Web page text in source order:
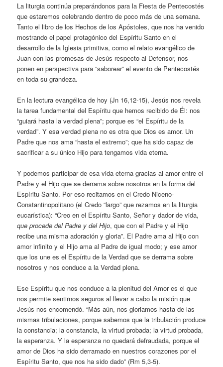
La liturgia continúa preparándonos para la Fiesta de Pentecostés
que estaremos celebrando dentro de poco más de una semana.
Tanto el libro de los Hechos de los Apóstoles, que nos ha venido
mostrando el papel protagónico del Espíritu Santo en el
desarrollo de la Iglesia primitiva, como el relato evangélico de
Juan con las promesas de Jesús respecto al Defensor, nos
ponen en perspectiva para “saborear” el evento de Pentecostés
en toda su grandeza.
En la lectura evangélica de hoy (Jn 16,12-15), Jesús nos revela
la tarea fundamental del Espíritu que hemos recibido de Él: nos
“guiará hasta la verdad plena”; porque es “el Espíritu de la
verdad”. Y esa verdad plena no es otra que Dios es amor. Un
Padre que nos ama “hasta el extremo”; que ha sido capaz de
sacrificar a su único Hijo para tengamos vida eterna.
Y podemos participar de esa vida eterna gracias al amor entre el
Padre y el Hijo que se derrama sobre nosotros en la forma del
Espíritu Santo. Por eso recitamos en el Credo Niceno-
Constantinopolitano (el Credo “largo” que rezamos en la liturgia
eucarística): “Creo en el Espíritu Santo, Señor y dador de vida,
que procede del Padre y del Hijo, que con el Padre y el Hijo
recibe una misma adoración y gloria”. El Padre ama al Hijo con
amor infinito y el Hijo ama al Padre de igual modo; y ese amor
que los une es el Espíritu de la Verdad que se derrama sobre
nosotros y nos conduce a la Verdad plena.
Ese Espíritu que nos conduce a la plenitud del Amor es el que
nos permite sentirnos seguros al llevar a cabo la misión que
Jesús nos encomendó. “Más aún, nos gloriamos hasta de las
mismas tribulaciones, porque sabemos que la tribulación produce
la constancia; la constancia, la virtud probada; la virtud probada,
la esperanza. Y la esperanza no quedará defraudada, porque el
amor de Dios ha sido derramado en nuestros corazones por el
Espíritu Santo, que nos ha sido dado” (Rm 5,3-5).